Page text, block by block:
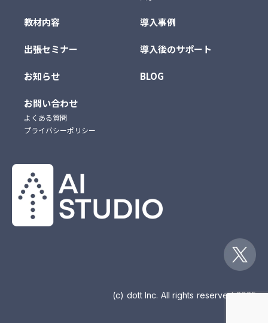
教材内容 導入事例
出張セミナー 導入後のサポート
お知らせ BLOG
お問い合わせ
よくある質問
プライバシーポリシー
(c) dott Inc. All rights reserved 2025